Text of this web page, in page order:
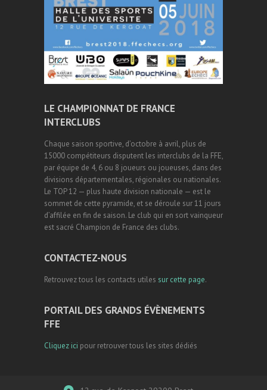
LE CHAMPIONNAT DE FRANCE
INTERCLUBS
Chaque saison sportive, d’octobre à avril, plus de
15000 compétiteurs disputent les interclubs de la FFE,
par équipe de 4, 6 ou 8 joueurs ou joueuses, dans des
divisions départementales, régionales ou nationales.
Le TOP 12 — plus haute division nationale — est le
sommet de cette pyramide, et se déroule sur 11 jours
d’affilée en fin de saison. Le club qui en sort vainqueur
est sacré Champion de France des clubs.
CONTACTEZ-NOUS
Retrouvez tous les contacts utiles sur cette page.
PORTAIL DES GRANDS ÉVÈNEMENTS
FFE
Cliquez ici pour retrouver tous les sites dédiés